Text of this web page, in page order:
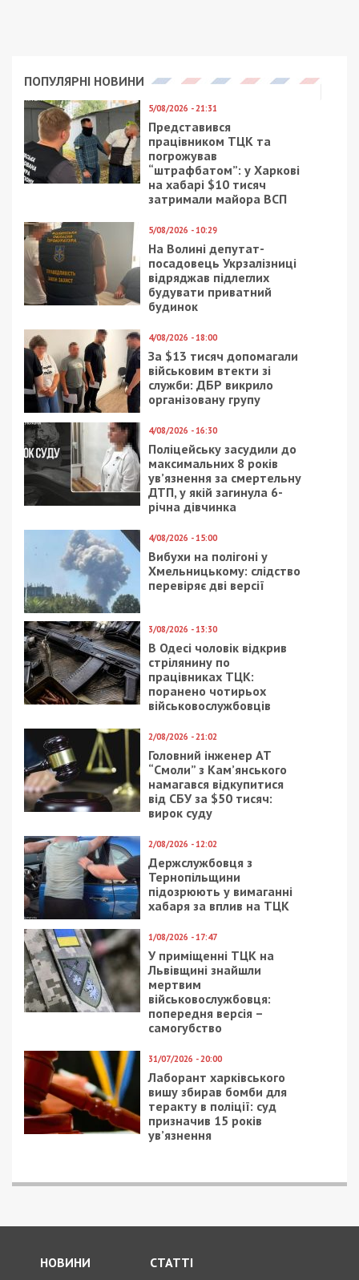
Зруйнований приватний будинок. Понівечені 2
господарські споруди, авто, гаражі, теплиці.
Зачепило лінію електропередач та газогін.
Загиблих і поранених немає.
Facebook
Telegram
Twitter
WhatsApp
ViberEmail
Категории:Головне за день,Суспільство
Топ
| Метки:війна з росією,обстріл,
Сергій
Лисак
Рекламні блоки дають нам змогу
залишатися незалежними ЗМІ, а вам -
отримувати найсвіжіші новини під ними.
Приєднуйтесь також до 49000 в Google News. Слідкуйте
за останніми новинами!
Приєднатися
Читайте також
Предыдущая статья:
У Дніпрі попрощались з командиром
полку “Цунамі” Олександром Гостіщевим
Следующая статья:
Коли можна мобілізувати інвалідів II і III
груп: у Нацгвардії озвучили відповідь
СУСПІЛЬСТВО
24/04/2025 - 13:30
СБУ затримала
російського шпигуна та
ворожих ДРГ на
29/01/2026 - 20:17
Краснов заявляв, що
причина агресії росії –
України